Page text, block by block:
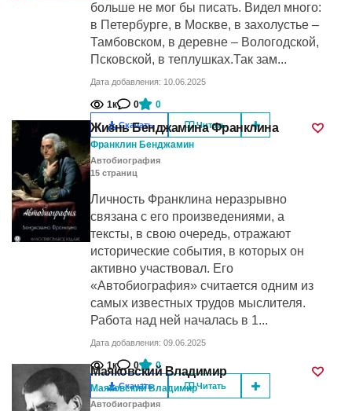
больше не мог бы писать. Видел много:
в Петербурге, в Москве, в захолустье –
Тамбовском, в деревне – Вологодской,
Псковской, в теплушках.Так зам...
Дата добавления: 10.06.2025
1к 0 0
Скачать Читать
Жизнь Бенджамина Франклина
Франклин Бенджамин
Автобиография
15 cтраниц
Личность Франклина неразрывно
связана с его произведениями, а
тексты, в свою очередь, отражают
исторические события, в которых он
активно участвовал. Его
«Автобиография» считается одним из
самых известных трудов мыслителя.
Работа над ней началась в 1...
Дата добавления: 09.06.2025
1к 0 0
Скачать Читать
Маяковский Владимир
Маяковский Владимир
Автобиография